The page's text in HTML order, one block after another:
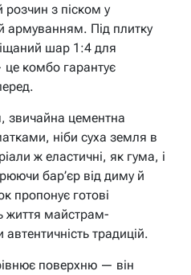
з піском у
армуванням. Під плитку
шар 1:4 для
це комбо гарантує
звичайна цементна
ніби суха земля в
ж еластичні, як гума, і
бар’єр від диму й
пропонує готові
життя майстрам-
традицій.
поверхню — він